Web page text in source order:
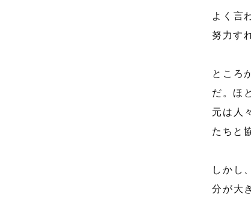
よく言
努力す
ところ
だ。ほ
元は人
たちと
しかし
分が大